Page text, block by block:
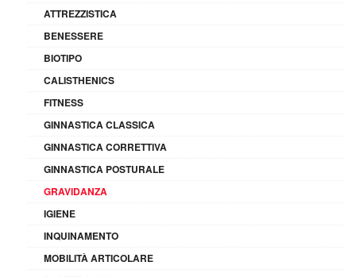
ATTREZZISTICA
BENESSERE
BIOTIPO
CALISTHENICS
FITNESS
GINNASTICA CLASSICA
GINNASTICA CORRETTIVA
GINNASTICA POSTURALE
GRAVIDANZA
IGIENE
INQUINAMENTO
MOBILITÀ ARTICOLARE